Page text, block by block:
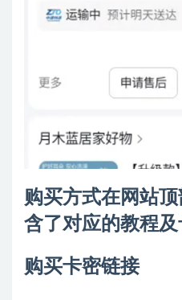
购买方式在网站
含了对应的教程及
购买卡密链接